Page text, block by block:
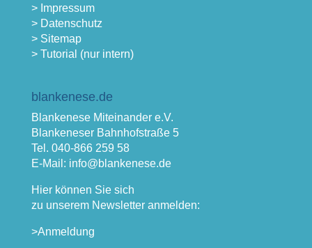
> Impressum
> Datenschutz
> Sitemap
> Tutorial (nur intern)
blankenese.de
Blankenese Miteinander e.V.
Blankeneser Bahnhofstraße 5
Tel. 040-866 259 58
E-Mail: info@blankenese.de
Hier können Sie sich
zu unserem Newsletter anmelden:
>Anmeldung